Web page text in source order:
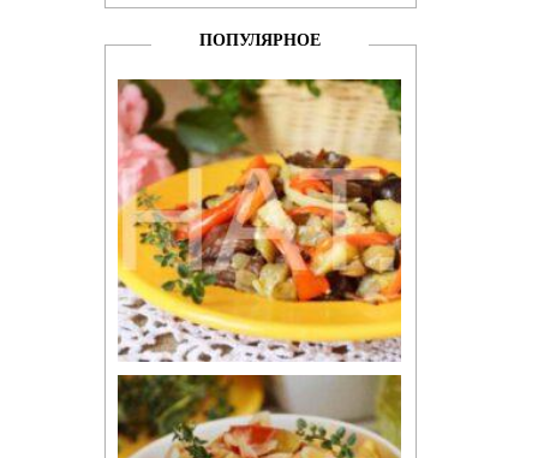
ПОПУЛЯРНОЕ